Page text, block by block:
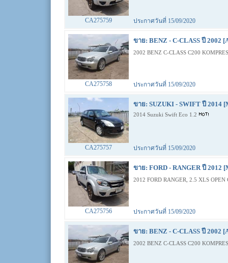
CA275759 ประกาศวันที่ 15/09/2020
ขาย: BENZ - C-CLASS ปี 2002
2002 BENZ C-CLASS C200
CA275758 ประกาศวันที่ 15/09/2020
ขาย: SUZUKI - SWIFT ปี 2014
2014 Suzuki Swift Eco 1.2
CA275757 ประกาศวันที่ 15/09/2020
ขาย: FORD - RANGER ปี 2012
2012 FORD RANGER, 2.5 XLS
CA275756 ประกาศวันที่ 15/09/2020
ขาย: BENZ - C-CLASS ปี 2002
2002 BENZ C-CLASS C200